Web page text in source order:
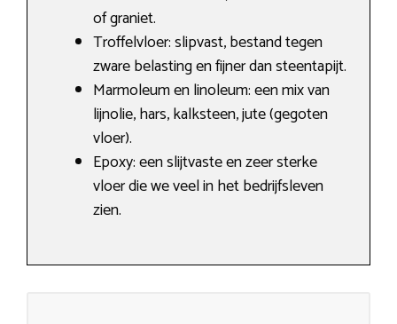
of graniet.
Troffelvloer: slipvast, bestand tegen
zware belasting en fijner dan steentapijt.
Marmoleum en linoleum: een mix van
lijnolie, hars, kalksteen, jute (gegoten
vloer).
Epoxy: een slijtvaste en zeer sterke
vloer die we veel in het bedrijfsleven
zien.